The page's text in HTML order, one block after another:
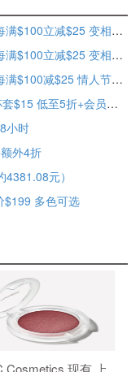
Calvin Klein：全场服饰热卖低至5折 订单每满$100立减$25 变相额外7.5折
Calvin Klein：全场服饰热卖低至5折 订单每满$100立减$25 变相额外7.5折
Calvin Klein：全场服饰热卖低至3折 订单每满$100减$25 情人节精选商品再减$5
Stanley：夏日大促 30oz巨无霸水杯$21 杯套$15 低至5折+会员免邮
小时
外4折
元）
$199 多色可选
Cosmetics 现有 上